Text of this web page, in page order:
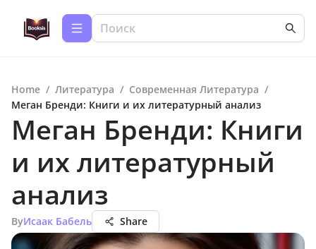
Home / Литература / Современная Литература /
Меган Бренди: Книги и их литературный анализ
Меган Бренди: Книги
и их литературный
анализ
ByИсаак Бабель Share